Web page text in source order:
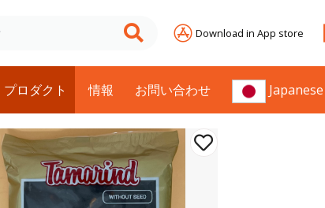
Download in App store
プロダクト 情報 お問い合わせ Japanese